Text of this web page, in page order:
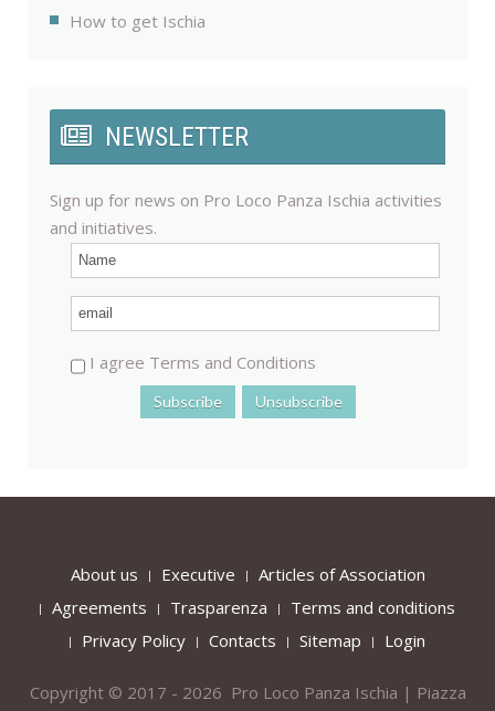
How to get Ischia
NEWSLETTER
Sign up for news on Pro Loco Panza Ischia activities
and initiatives.
I agree Terms and Conditions
About us Executive
Articles of Association
Agreements
Trasparenza
Terms and conditions
Privacy Policy
Contacts Sitemap Login
Copyright © 2017 - 2026 Pro Loco Panza Ischia | Piazza